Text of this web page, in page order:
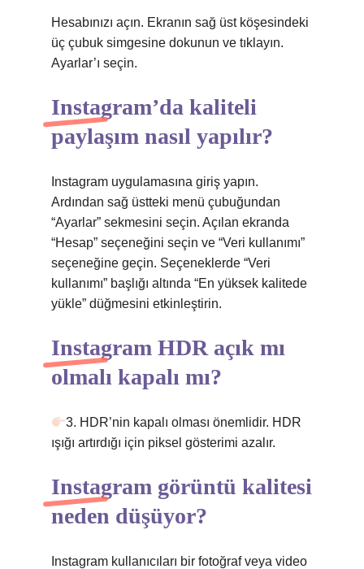
Hesabınızı açın. Ekranın sağ üst köşesindeki
üç çubuk simgesine dokunun ve tıklayın.
Ayarlar’ı seçin.
Instagram’da kaliteli
paylaşım nasıl yapılır?
Instagram uygulamasına giriş yapın.
Ardından sağ üstteki menü çubuğundan
“Ayarlar” sekmesini seçin. Açılan ekranda
“Hesap” seçeneğini seçin ve “Veri kullanımı”
seçeneğine geçin. Seçeneklerde “Veri
kullanımı” başlığı altında “En yüksek kalitede
yükle” düğmesini etkinleştirin.
Instagram HDR açık mı
olmalı kapalı mı?
3. HDR’nin kapalı olması önemlidir. HDR
ışığı artırdığı için piksel gösterimi azalır.
Instagram görüntü kalitesi
neden düşüyor?
Instagram kullanıcıları bir fotoğraf veya video